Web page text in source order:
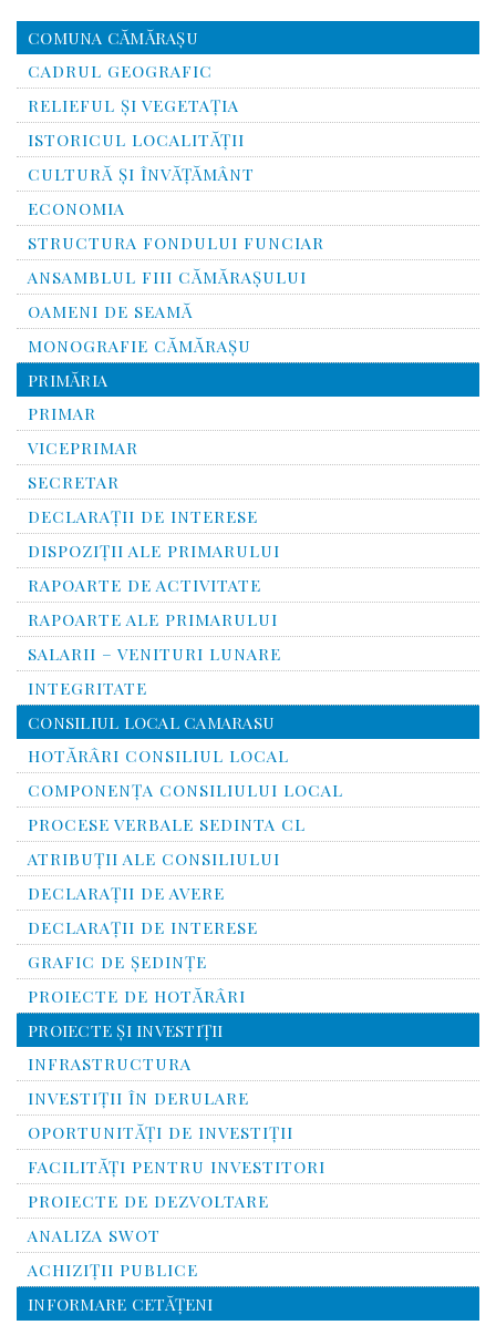
COMUNA CĂMĂRAȘU
CADRUL GEOGRAFIC
RELIEFUL ŞI VEGETAŢIA
ISTORICUL LOCALITĂŢII
CULTURĂ ŞI ÎNVĂŢĂMÂNT
ECONOMIA
STRUCTURA FONDULUI FUNCIAR
ANSAMBLUL FIII CĂMĂRAŞULUI
OAMENI DE SEAMĂ
MONOGRAFIE CĂMĂRAŞU
PRIMĂRIA
PRIMAR
VICEPRIMAR
SECRETAR
DECLARAȚII DE INTERESE
DISPOZIȚII ALE PRIMARULUI
RAPOARTE DE ACTIVITATE
RAPOARTE ALE PRIMARULUI
SALARII – VENITURI LUNARE
INTEGRITATE
CONSILIUL LOCAL CAMARASU
HOTĂRÂRI CONSILIUL LOCAL
COMPONENŢA CONSILIULUI LOCAL
PROCESE VERBALE SEDINTA CL
ATRIBUŢII ALE CONSILIULUI
DECLARAȚII DE AVERE
DECLARAŢII DE INTERESE
GRAFIC DE ŞEDINŢE
PROIECTE DE HOTĂRÂRI
PROIECTE ŞI INVESTIŢII
INFRASTRUCTURA
INVESTIŢII ÎN DERULARE
OPORTUNITĂŢI DE INVESTIŢII
FACILITĂŢI PENTRU INVESTITORI
PROIECTE DE DEZVOLTARE
ANALIZA SWOT
ACHIZIȚII PUBLICE
INFORMARE CETĂŢENI